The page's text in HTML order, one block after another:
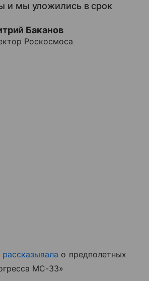
и мы уложились в срок
Баканов
Роскосмоса
рассказывала о предполетных
МС-33»